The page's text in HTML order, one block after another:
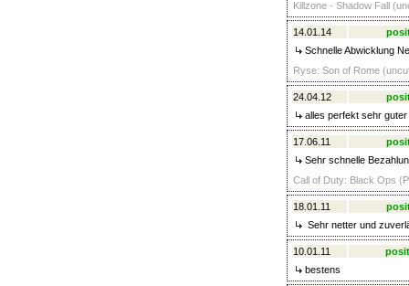
Killzone - Shadow Fall
14.01.14
Schnelle Abwicklung
Ryse: Son of Rome
24.04.12
alles perfekt sehr
17.06.11
Sehr schnelle
Call of Duty: Black Ops
18.01.11
Sehr netter und
10.01.11
bestens